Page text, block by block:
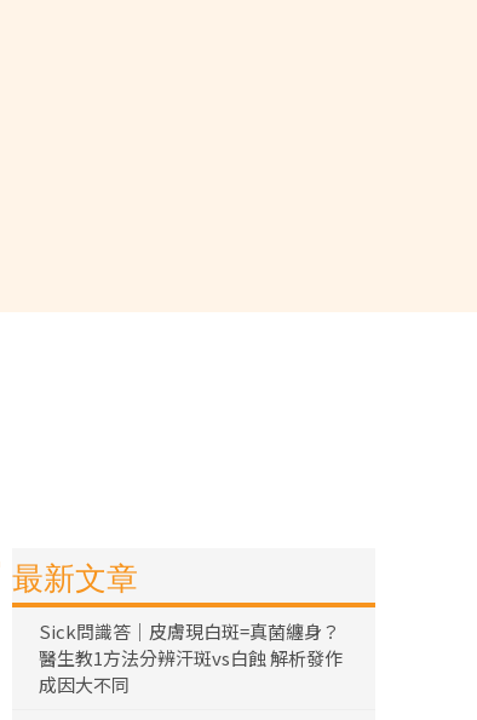
最新文章
Sick問識答｜皮膚現白斑=真菌纏身？
醫生教1方法分辨汗斑vs白蝕 解析發作
成因大不同